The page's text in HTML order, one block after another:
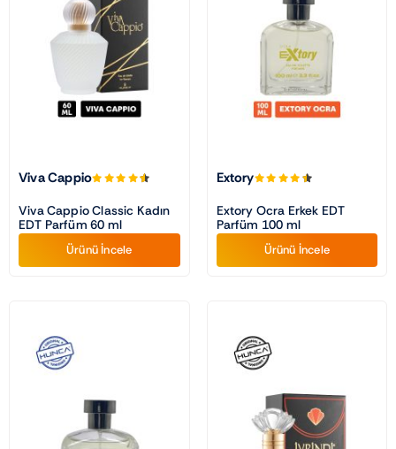
Traş Kolonyası
Tıraş Köpüğü
Vücut Spreyi
Avantajlı Ürün Setleri
Viva Cappio
Viva Cappio Classic Kadın
EDT Parfüm 60 ml
Ürünü İncele
Extory
Extory Ocra Erkek EDT
Parfüm 100 ml
Ürünü İncele